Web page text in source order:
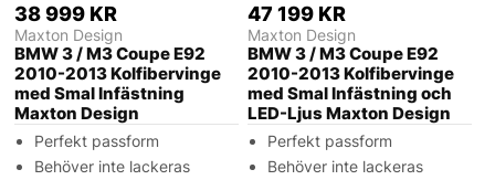
38 999 KR
Maxton Design
BMW 3 / M3 Coupe E92
2010-2013 Kolfibervinge
med Smal Infästning
Maxton Design
Perfekt passform
Behöver inte lackeras
47 199 KR
Maxton Design
BMW 3 / M3 Coupe E92
2010-2013 Kolfibervinge
med Smal Infästning och
LED-Ljus Maxton Design
Perfekt passform
Behöver inte lackeras